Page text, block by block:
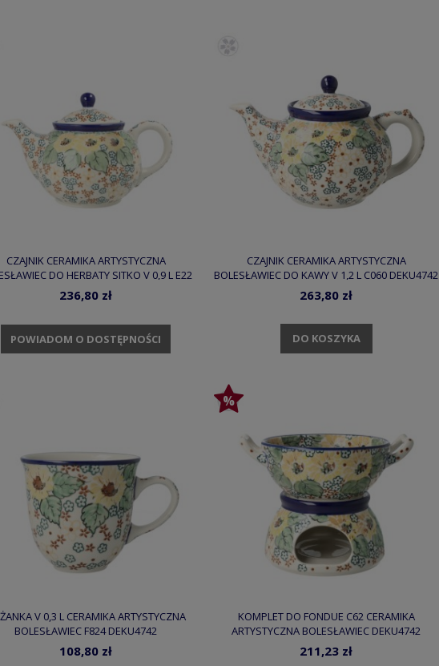
CZAJNIK CERAMIKA ARTYSTYCZNA
DO HERBATY SITKO V 0,9 L E22
DEKU4742
236,80 zł
POWIADOM O DOSTĘPNOŚCI
CZAJNIK CERAMIKA ARTYSTYCZNA
BOLESŁAWIEC DO KAWY V 1,2 L C060 DEKU4742
263,80 zł
DO KOSZYKA
V 0,3 L CERAMIKA ARTYSTYCZNA
BOLESŁAWIEC F824 DEKU4742
108,80 zł
KOMPLET DO FONDUE C62 CERAMIKA
ARTYSTYCZNA BOLESŁAWIEC DEKU4742
211,23 zł